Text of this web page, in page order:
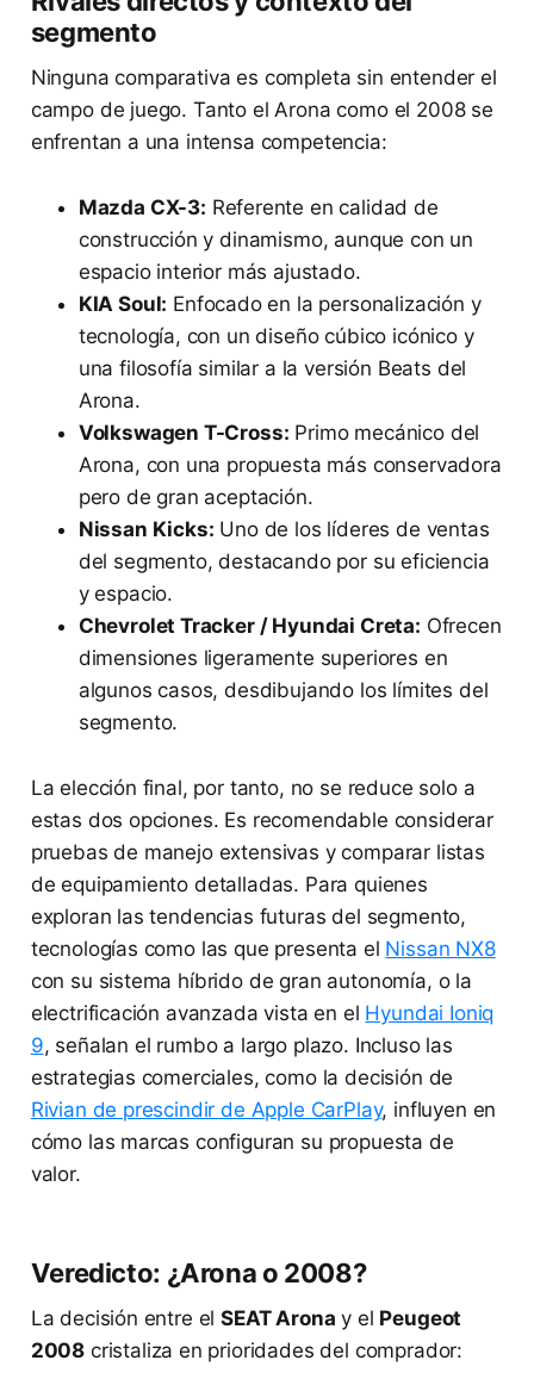
segmento
Ninguna comparativa es completa sin entender el
campo de juego. Tanto el Arona como el 2008 se
enfrentan a una intensa competencia:
Mazda CX-3: Referente en calidad de
construcción y dinamismo, aunque con un
espacio interior más ajustado.
KIA Soul: Enfocado en la personalización y
tecnología, con un diseño cúbico icónico y
una filosofía similar a la versión Beats del
Arona.
Volkswagen T-Cross: Primo mecánico del
Arona, con una propuesta más conservadora
pero de gran aceptación.
Nissan Kicks: Uno de los líderes de ventas
del segmento, destacando por su eficiencia
y espacio.
Chevrolet Tracker / Hyundai Creta: Ofrecen
dimensiones ligeramente superiores en
algunos casos, desdibujando los límites del
segmento.
La elección final, por tanto, no se reduce solo a
estas dos opciones. Es recomendable considerar
pruebas de manejo extensivas y comparar listas
de equipamiento detalladas. Para quienes
exploran las tendencias futuras del segmento,
tecnologías como las que presenta el Nissan NX8
con su sistema híbrido de gran autonomía, o la
electrificación avanzada vista en el Hyundai Ioniq
9, señalan el rumbo a largo plazo. Incluso las
estrategias comerciales, como la decisión de
Rivian de prescindir de Apple CarPlay, influyen en
cómo las marcas configuran su propuesta de
valor.
Veredicto: ¿Arona o 2008?
La decisión entre elSEAT Arona y el Peugeot
2008 cristaliza en prioridades del comprador: